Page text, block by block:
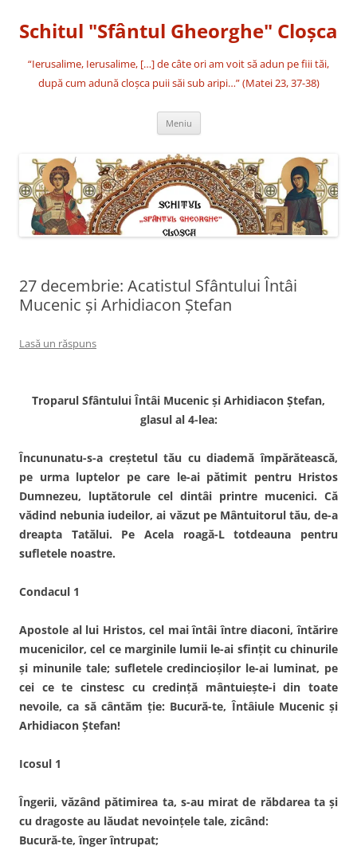
conținut
Schitul "Sfântul Gheorghe" Cloşca
“Ierusalime, Ierusalime, […] de câte ori am voit să adun pe fiii tăi,
după cum adună cloşca puii săi sub aripi…” (Matei 23, 37-38)
Meniu
27 decembrie: Acatistul Sfântului Întâi
Mucenic şi Arhidiacon Ştefan
Lasă un răspuns
Troparul Sfântului Întâi Mucenic şi Arhidiacon Ştefan,
glasul al 4-lea:
Încununatu-s-a creştetul tău cu diademă împărătească,
pe urma luptelor pe care le-ai pătimit pentru Hristos
Dumnezeu, luptătorule cel dintâi printre mucenici. Că
vădind nebunia iudeilor, ai văzut pe Mântuitorul tău, de-a
dreapta Tatălui. Pe Acela roagă-L totdeauna pentru
sufletele noastre.
Condacul 1
Apostole al lui Hristos, cel mai întâi între diaconi, întărire
mucenicilor, cel ce marginile lumii le-ai sfinţit cu chinurile
şi minunile tale; sufletele credincioşilor le-ai luminat, pe
cei ce te cinstesc cu credinţă mântuieşte-i din toate
nevoile, ca să cântăm ţie: Bucură-te, Întâiule Mucenic şi
Arhidiacon Ştefan!
Icosul 1
Îngerii, văzând pătimirea ta, s-au mirat de răbdarea ta şi
cu dragoste au lăudat nevoinţele tale, zicând:
Bucură-te, înger întrupat;